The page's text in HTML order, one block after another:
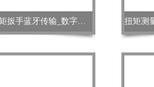
100N.m数显扭矩扳手蓝牙传输_数字扭力扳手